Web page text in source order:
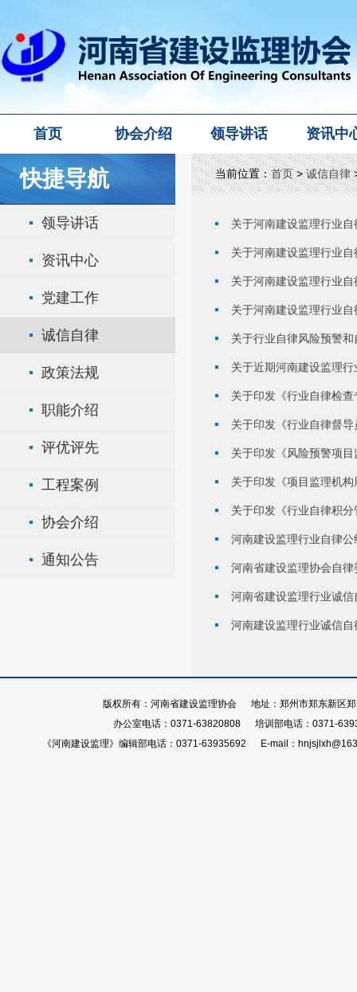
首页 协会介绍 领导讲话 资讯中
快捷导航
领导讲话
资讯中心
党建工作
诚信自律
政策法规
职能介绍
评优评先
工程案例
协会介绍
通知公告
当前位置：首页>诚信自律
关于河南建设监理行业
关于河南建设监理行业
关于河南建设监理行业
关于河南建设监理行业
关于行业自律风险预警
关于近期河南建设监理
关于印发《行业自律检
关于印发《行业自律督
关于印发《风险预警项
关于印发《项目监理机
关于印发《行业自律积
河南建设监理行业自律公
河南省建设监理协会自
河南省建设监理行业诚
河南建设监理行业诚信
版权所有：河南省建设监理协会 地址：郑州市郑东新区
办公室电话：0371-63820808 培训部电话：0371-
《河南建设监理》编辑部电话：0371-63935692 E-mail：